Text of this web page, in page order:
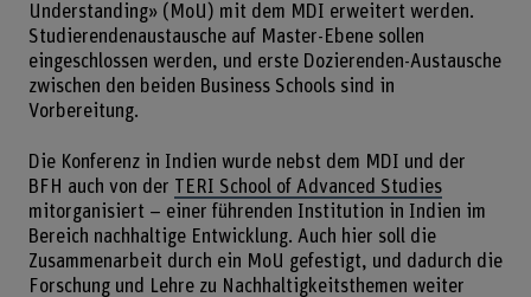
Understanding» (MoU) mit dem MDI erweitert werden.
Studierendenaustausche auf Master-Ebene sollen
eingeschlossen werden, und erste Dozierenden-Austausche
zwischen den beiden Business Schools sind in
Vorbereitung.
Die Konferenz in Indien wurde nebst dem MDI und der
BFH auch von der TERI School of Advanced Studies
mitorganisiert – einer führenden Institution in Indien im
Bereich nachhaltige Entwicklung. Auch hier soll die
Zusammenarbeit durch ein MoU gefestigt, und dadurch die
Forschung und Lehre zu Nachhaltigkeitsthemen weiter